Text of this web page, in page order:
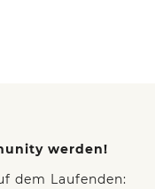
werden!
dem Laufenden: